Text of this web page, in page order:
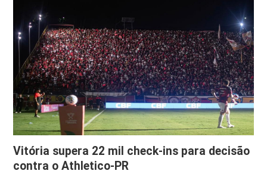
Vitória supera 22 mil check-ins para decisão
contra o Athletico-PR